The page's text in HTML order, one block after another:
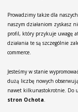
Prowadzimy także dla
naszym działaniom zyskasz
profil, który przykuje uwagę
działania te są szczególnie
commerce.
Jesteśmy w stanie
dużą liczbę nowych
nawet kilkunastokrotnie. Do
stron Ochota.